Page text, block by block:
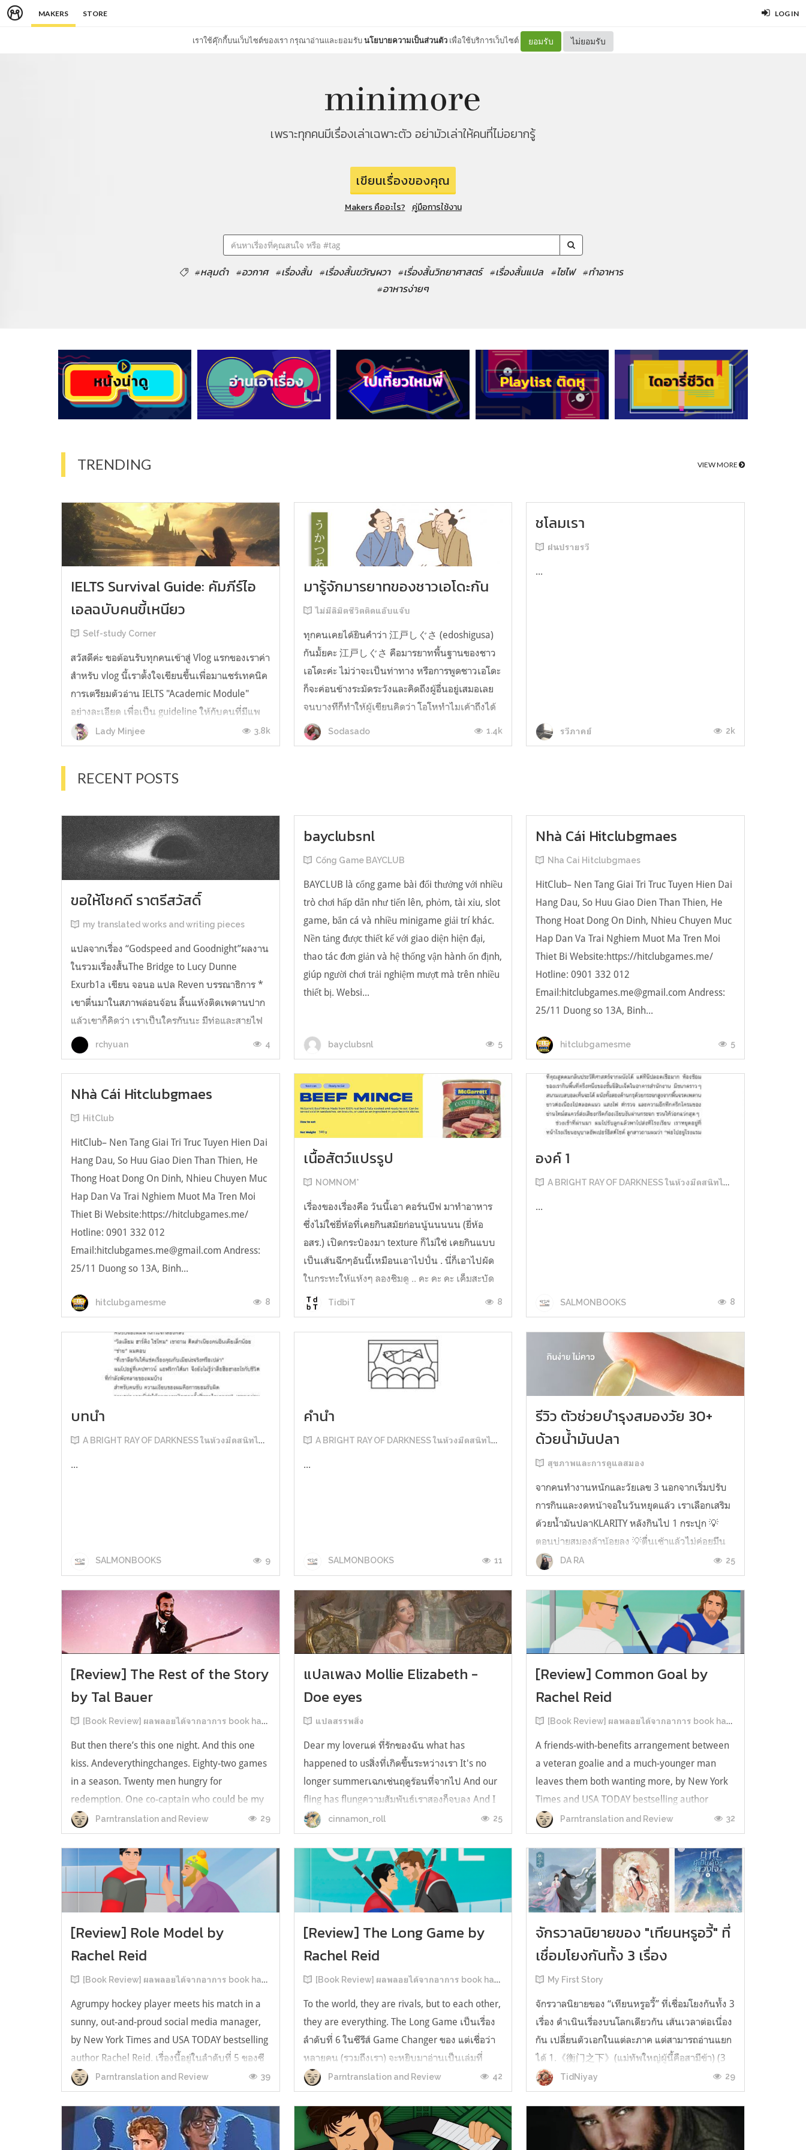
MAKERS STORE LOG IN
เราใช้คุ๊กกี้บนเว็บไซต์ของเรา กรุณาอ่านและยอมรับนโยบายความเป็นส่วนตัว เพื่อใช้บริการเว็บไซต์ ยอมรับ ไม่ยอมรับ
เพราะทุกคนมีเรื่องเล่าเฉพาะตัว อย่ามัวเล่าให้คนที่ไม่อยากรู้
เขียนเรื่องของคุณ
Makers คืออะไร? คู่มือการใช้งาน
#หลุมดำ #อวกาศ #เรื่องสั้น #เรื่องสั้นขวัญผวา #เรื่องสั้นวิทยาศาสตร์ #เรื่องสั้นแปล #ไซไฟ
#ทำอาหาร
#อาหารง่ายๆ
TRENDING VIEW MORE
IELTS Survival Guide: คัมภีร์ไอ
เอลฉบับคนขี้เหนียว
Self-study Corner
สวัสดีค่ะ ขอต้อนรับทุกคนเข้าสู่ Vlog แรกของเราค่า
สำหรับ vlog นี้เราตั้งใจเขียนขึ้นเพื่อมาแชร์เทคนิค
การเตรียมตัวอ่าน IELTS "Academic Module"
อย่างละเอียด เพื่อเป็น guideline ให้กับคนที่มีแพ
ลนจะสอบแต่ไม่รู้ต้องเริ่มตรงไหน หรืออยากจะได้
ข้อมูลเพิ่มเติมมาเสริมความมั่นใจจากที่ตัวเองเรียน
Lady Minjee 3.8k
มารู้จักมารยาทของชาวเอโดะกัน
ไม่มีลิมิตชีวิตติดแอ๊บแจ๊บ
ทุกคนเคยได้ยินคำว่า 江戸しぐさ (edoshigusa)
กันมั้ยคะ 江戸しぐさ คือมารยาทพื้นฐานของชาว
เอโดะค่ะ ไม่ว่าจะเป็นท่าทาง หรือการพูดชาวเอโดะ
ก็จะค่อนข้างระมัดระวังและคิดถึงผู้อื่นอยู่เสมอเลย
จนบางทีก็ทำให้ผู้เขียนคิดว่า โอโหทำไมเค้าถึงได้
คิดถึงคนอื่นได้ขนาดนี้นะอยากรู้มั้ยคะว่าชาวเอโดะ
มารยาทดีขนาดไหน มาลองอ่านกันได้เ...
Sodasado 1.4k
ชโลมเรา
ฝนปรายรวี
...
รวีภาคย์ 2k
RECENT POSTS
ขอให้โชคดี ราตรีสวัสดิ์
my translated works and writing pieces
แปลจากเรื่อง “Godspeed and Goodnight”ผลงาน
ในรวมเรื่องสั้นThe Bridge to Lucy Dunne
Exurb1a เขียน จอนอ แปล Reven บรรณาธิการ *
เขาตื่นมาในสภาพล่อนจ้อน ลิ้นแห้งติดเพดานปาก
แล้วเขาก็คิดว่า เราเป็นใครกันนะ มีท่อและสายไฟ
อยู่ในตัว เกิดความรู้สึกอยากฉี่ และแม้ตัวเขาจะ
เหยียดตรง ก็มีแต่ความมืดมิดอยู่เบื้องหน้...
rchyuan 4
bayclubsnl
Cổng Game BAYCLUB
BAYCLUB là cổng game bài đổi thưởng với nhiều
trò chơi hấp dẫn như tiến lên, phỏm, tài xỉu, slot
game, bắn cá và nhiều minigame giải trí khác.
Nền tảng được thiết kế với giao diện hiện đại,
thao tác đơn giản và hệ thống vận hành ổn định,
giúp người chơi trải nghiệm mượt mà trên nhiều
thiết bị. Websi...
bayclubsnl 5
Nhà Cái Hitclubgmaes
Nha Cai Hitclubgmaes
HitClub– Nen Tang Giai Tri Truc Tuyen Hien Dai
Hang Dau, So Huu Giao Dien Than Thien, He
Thong Hoat Dong On Dinh, Nhieu Chuyen Muc
Hap Dan Va Trai Nghiem Muot Ma Tren Moi
Thiet Bi Website:https://hitclubgames.me/
Hotline: 0901 332 012
Email:hitclubgames.me@gmail.com Andress:
25/11 Duong so 13A, Binh...
hitclubgamesme 5
Nhà Cái Hitclubgmaes
HitClub
HitClub– Nen Tang Giai Tri Truc Tuyen Hien Dai
Hang Dau, So Huu Giao Dien Than Thien, He
Thong Hoat Dong On Dinh, Nhieu Chuyen Muc
Hap Dan Va Trai Nghiem Muot Ma Tren Moi
Thiet Bi Website:https://hitclubgames.me/
Hotline: 0901 332 012
Email:hitclubgames.me@gmail.com Andress:
25/11 Duong so 13A, Binh...
hitclubgamesme 8
เนื้อสัตว์แปรรูป
NOMNOM*
เรื่องของเรื่องคือ วันนี้เอา คอร์นบีฟ มาทำอาหาร
ซึ่งไม่ใช่ยี่ห้อที่เคยกินสมัยก่อนนู้นนนนน (ยี่ห้อ
อสร.) เปิดกระป๋องมา texture ก็ไม่ใช่ เคยกินแบบ
เป็นเส้นฉีกๆอันนี้เหมือนเอาไปปั่น . นี่ก็เอาไปผัด
ในกระทะให้แห้งๆ ลองชิมดู .. คะ คะ คะ เค็มสะบัด
O o" ... แบบใช้โควต้ากินโซเดียมทั้งสัปดาห์
ต้องหาผักนึ่ง ...
TidbiT 8
องค์ 1
A BRIGHT RAY OF DARKNESS ในห้วงมืดสนิทไม่มิดแสง
...
SALMONBOOKS 8
บทนำ
A BRIGHT RAY OF DARKNESS ในห้วงมืดสนิทไม่มิดแสง
...
SALMONBOOKS 9
คำนำ
A BRIGHT RAY OF DARKNESS ในห้วงมืดสนิทไม่มิดแสง
...
SALMONBOOKS 11
รีวิว ตัวช่วยบำรุงสมองวัย 30+
ด้วยน้ำมันปลา
สุขภาพและการดูแลสมอง
จากคนทำงานหนักและวัยเลข 3 นอกจากเริ่มปรับ
การกินและงดหน้าจอในวันหยุดแล้ว เราเลือกเสริม
ด้วยน้ำมันปลาKLARITY หลังกินไป 1 กระปุก 💡
ตอนบ่ายสมองล้าน้อยลง 💡ตื่นเช้าแล้วไม่ค่อยมึน
หัว 💡ไอเดียไม่ตัน ยิ่งทำงานสาย Content แนะนำ
ว่าควรมี ชอบตรงที่ไม่มีกลิ่นคาวเลย กินง่ายสุด
ตั้งแต่เคยกินน้ำมันปลามาเลย ใครที่เคยกิ...
DA RA 25
[Review] The Rest of the Story
by Tal Bauer
[Book Review] ผลพลอยได้จากอาการ book hangover หลังอ่านสารพัน MM Romance
But then there’s this one night. And this one
kiss. Andeverythingchanges. Eighty-two games
in a season. Twenty men hungry for
redemption. One co-captain who could be my
forever. This is the rest of the story. หลังอ่าน
แบบฟีลกู้ดติดๆ กันแล้ว เลยอยากได้ความแสบ
ทรวงในชีวิตบ้าง (หาเรื่อง!) เล่มนี้คู่หูเอ...
Parntranslation and Review 29
แปลเพลง Mollie Elizabeth -
Doe eyes
แปลสรรพสิ่ง
Dear my loverแด่ ที่รักของฉัน what has
happened to usสิ่งที่เกิดขึ้นระหว่างเรา It's no
longer summerเฉกเช่นฤดูร้อนที่จากไป And our
fling has flungความสัมพันธ์เราสองก็จบลง And I
still spin your recordsแต่ฉันยังเล่นเพลงโปรดของ
คุณบนแผ่นเสียงไวนิล And You still feel like
homeในใจฉัน ตัวตนคุณก็ยังอบอ...
cinnamon_roll 25
[Review] Common Goal by
Rachel Reid
[Book Review] ผลพลอยได้จากอาการ book hangover หลังอ่านสารพัน MM Romance
A friends-with-benefits arrangement between
a veteran goalie and a much-younger man
leaves them both wanting more, by New York
Times and USA TODAY bestselling author
Rachel Reid. เป็นเรื่องลำดับที่ 4ในซีรีส์ Game
Changer และเป็นเล่มที่ 4 ที่เราหยิบมาอ่าน ใน
ที่สุดลำดับเรื่องกับลำดับที่หยิบอ่านก็ตรงกั...
Parntranslation and Review 32
[Review] Role Model by
Rachel Reid
[Book Review] ผลพลอยได้จากอาการ book hangover หลังอ่านสารพัน MM Romance
Agrumpy hockey player meets his match in a
sunny, out-and-proud social media manager,
by New York Times and USA TODAY bestselling
author Rachel Reid. เรื่องนี้อยู่ในลำดับที่ 5 ของซี
รีส์ Game Changer แต่เป็นเรื่องที่ 3 ที่เราหยิบมา
อ่าน เพราะเห็นว่าเป็นเรื่องในไทม์ไลน์เดียวกันกับ
TheLong Game ประกอบกั...
Parntranslation and Review 39
[Review] The Long Game by
Rachel Reid
[Book Review] ผลพลอยได้จากอาการ book hangover หลังอ่านสารพัน MM Romance
To the world, they are rivals, but to each other,
they are everything. The Long Game เป็นเรื่อง
ลำดับที่ 6 ในซีรีส์ Game Changer ของ แต่เชื่อว่า
หลายคน (รวมถึงเรา) จะหยิบมาอ่านเป็นเล่มที่
2หลังจากอ่าน Heated Rivalry มา555 เรื่องย่อ:
The Long Game เล่ม Long Game นี่จะเป็น
ประมาณ2 ปีหลังจาก HR จะดำเนินเ...
Parntranslation and Review 42
จักรวาลนิยายของ "เทียนหรูอวี้" ที่
เชื่อมโยงกันทั้ง 3 เรื่อง
My First Story
จักรวาลนิยายของ “เทียนหรูอวี้” ที่เชื่อมโยงกันทั้ง 3
เรื่อง ดำเนินเรื่องบนโลกเดียวกัน เส้นเวลาต่อเนื่อง
กัน เปลี่ยนตัวเอกในแต่ละภาค แต่สามารถอ่านแยก
ได้ 1.《衡门之下》(แม่ทัพใหญ่ผู้นี้คือสามีข้า) (3
เล่มจบ) เป็นเรื่องที่เกิดก่อน เล่าเรื่องของ ฝูถิง กับ
หลี่ชีฉือ ที่ต้องแต่งงานกันก่อนจะใช้ชีวิตห่างไกล
TidNiyay 29